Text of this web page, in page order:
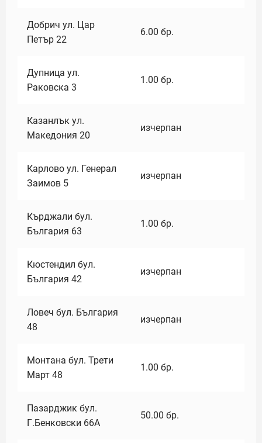
Добрич ул. Цар
Петър 22
6.00 бр.
Дупница ул.
Раковска 3
1.00 бр.
Казанлък ул.
Македония 20
изчерпан
Карлово ул. Генерал
Заимов 5
изчерпан
Кърджали бул.
България 63
1.00 бр.
Кюстендил бул.
България 42
изчерпан
Ловеч бул. България
48
изчерпан
Монтана бул. Трети
Март 48
1.00 бр.
Пазарджик бул.
Г.Бенковски 66А
50.00 бр.